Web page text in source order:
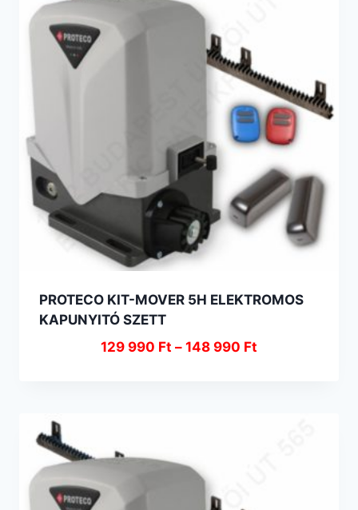
PROTECO KIT-MOVER 5H ELEKTROMOS
KAPUNYITÓ SZETT
129 990 Ft – 148 990 Ft